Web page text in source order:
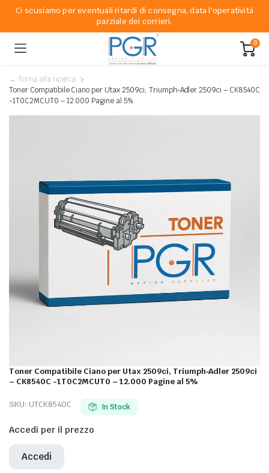
Ci scusiamo per eventuali ritardi di consegna, data l'operatività
parziale dei corrieri.
0
← Torna alla ricerca
Toner Compatibile Ciano per Utax 2509ci, Triumph‐Adler 2509ci – CK8540C
-1T0C2MCUT0 – 12.000 Pagine al 5%
Toner Compatibile Ciano per Utax 2509ci, Triumph‐Adler 2509ci
– CK8540C -1T0C2MCUT0 – 12.000 Pagine al 5%
SKU: UTCK8540C In Stock
Accedi per il prezzo
Accedi